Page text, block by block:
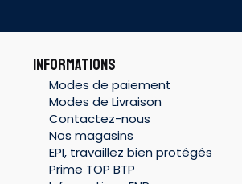
INFORMATIONS
Modes de paiement
Modes de Livraison
Contactez-nous
Nos magasins
EPI, travaillez bien protégés
Prime TOP BTP